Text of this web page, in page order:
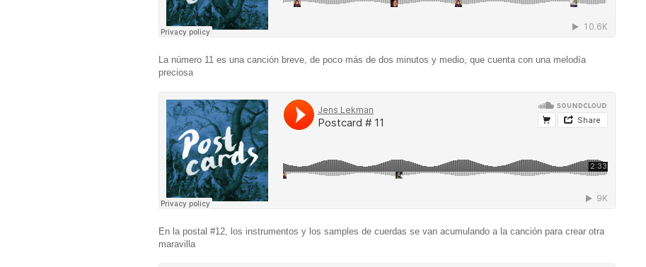
La número 11 es una canción breve, de poco más de dos minutos y medio, que cuenta con una melodía
preciosa
En la postal #12, los instrumentos y los samples de cuerdas se van acumulando a la canción para crear otra
maravilla